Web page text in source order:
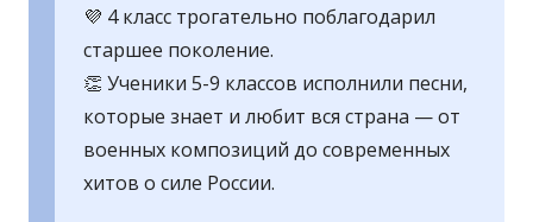
💜 4 класс трогательно поблагодарил
старшее поколение.
👏 Ученики 5-9 классов исполнили песни,
которые знает и любит вся страна — от
военных композиций до современных
хитов о силе России.